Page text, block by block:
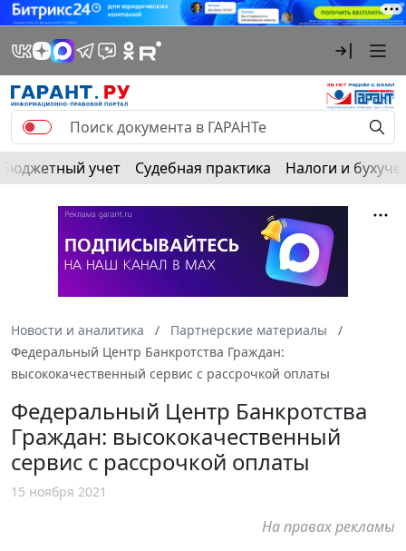
Бюджетный учет Судебная практика Налоги и
Новости и аналитика
Партнерские материалы
Федеральный Центр Банкротства Граждан:
высококачественный сервис с рассрочкой оплаты
Федеральный Центр Банкротства
Граждан: высококачественный
сервис с рассрочкой оплаты
15 ноября 2021
На правах рекламы